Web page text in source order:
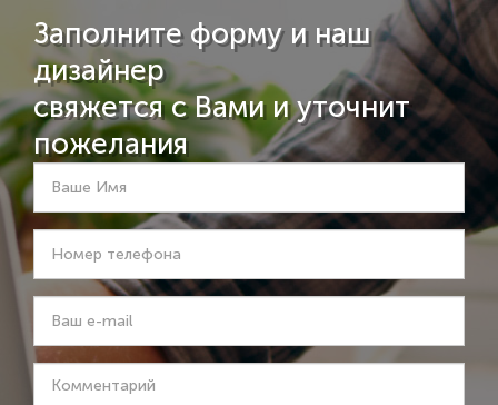
Заполните форму и наш
дизайнер
свяжется с Вами и уточнит
пожелания
Ваше
Имя
*
Номер
телефона
*
Ваш